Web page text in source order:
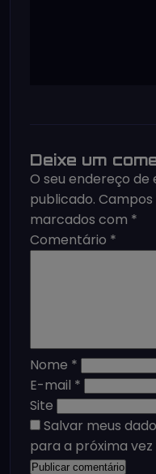
Deixe um
O seu endereço
publicado.
marcados com *
Comentário *
Nome *
E-mail *
Site
Salvar meus
para a próxima